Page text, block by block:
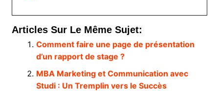
Articles Sur Le Même Sujet:
Comment faire une page de présentation
d’un rapport de stage ?
MBA Marketing et Communication avec
Studi : Un Tremplin vers le Succès